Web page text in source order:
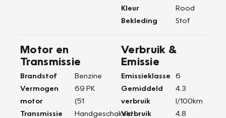
Kleur
Rood
Bekleding
Stof
Motor en
Transmissie
Brandstof
Benzine
Vermogen
motor
69 PK
(51
Transmissie
Handgeschakeld
Verbruik &
Emissie
Emissieklasse
6
Gemiddeld
verbruik
4.3
l/100km
Verbruik
4.8